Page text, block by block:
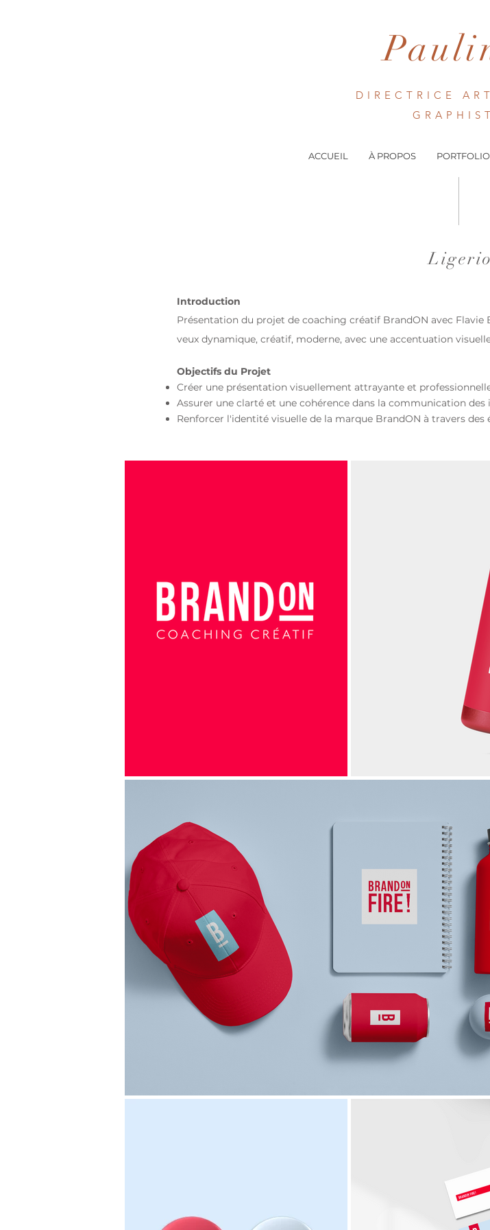
DIRECTRICE
ACCUEIL À PROPOS PORTFOLIO
Ligerio
Introduction
Présentation du projet de coaching créatif BrandON avec
veux dynamique, créatif, moderne, avec une accentuation
Objectifs du Projet
Créer une présentation visuellement attrayante et
Assurer une clarté et une cohérence dans la communication
Renforcer l'identité visuelle de la marque BrandON à travers